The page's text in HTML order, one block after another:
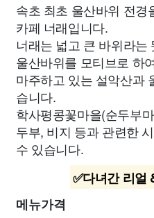
속초 최초 울산바위 전경
카페 너래입니다.
너래는 넓고 큰 바위라는
울산바위를 모티브로 하
마주하고 있는 설악산과
습니다.
학사평콩꽃마을(순두부
두부, 비지 등과 관련한
수 있습니다.
✅다녀간 리
메뉴가격